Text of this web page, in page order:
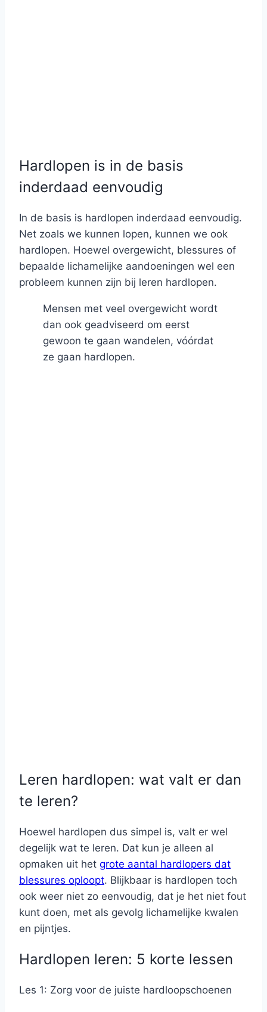
Hardlopen is in de basis
inderdaad eenvoudig
In de basis is hardlopen inderdaad eenvoudig.
Net zoals we kunnen lopen, kunnen we ook
hardlopen. Hoewel overgewicht, blessures of
bepaalde lichamelijke aandoeningen wel een
probleem kunnen zijn bij leren hardlopen.
Mensen met veel overgewicht wordt
dan ook geadviseerd om eerst
gewoon te gaan wandelen, vóórdat
ze gaan hardlopen.
Leren hardlopen: wat valt er dan
te leren?
Hoewel hardlopen dus simpel is, valt er wel
degelijk wat te leren. Dat kun je alleen al
opmaken uit het grote aantal hardlopers dat
blessures oploopt. Blijkbaar is hardlopen toch
ook weer niet zo eenvoudig, dat je het niet fout
kunt doen, met als gevolg lichamelijke kwalen
en pijntjes.
Hardlopen leren: 5 korte lessen
Les 1: Zorg voor de juiste hardloopschoenen